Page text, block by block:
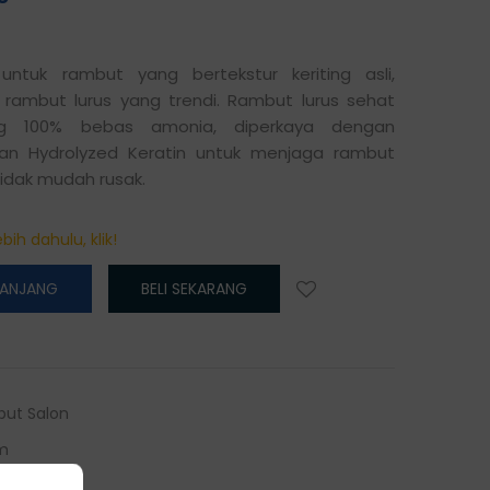
rambut yang bertekstur keriting asli,
lurus yang trendi. Rambut lurus sehat
100% bebas amonia, diperkaya dengan
Hydrolyzed Keratin untuk menjaga rambut
mudah rusak.
dahulu, klik!
BELI SEKARANG
Salon